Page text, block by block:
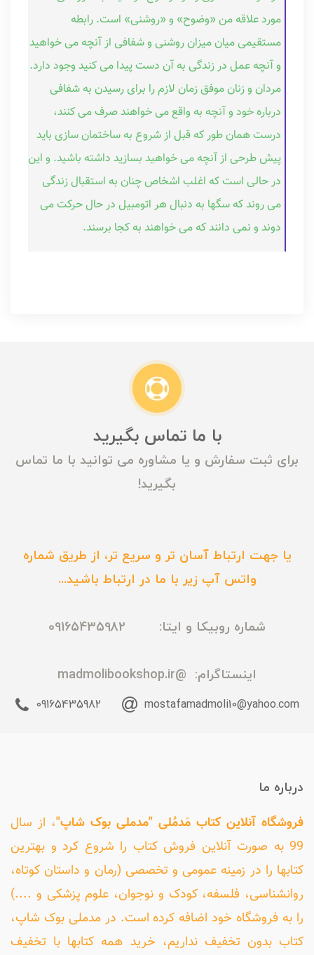
مورد علاقه من «وضوح» و «روشنی» است. رابطه
مستقیمی میان میزان روشنی و شفافی از آنچه می خواهید
و آنچه عمل در زندگی به آن دست پیدا می کنید وجود دارد.
مردان و زنان موفق زمان لازم را برای رسیدن به شفافی
درباره خود و آنچه به واقع می خواهند صرف می کنند،
درست همان طور که قبل از شروع به ساختمان سازی باید
پیش طرحی از آنچه می خواهید بسازید داشته باشید. و این
در حالی است که اغلب اشخاص چنان به استقبال زندگی
می روند که سگها به دنبال هر اتومبیل در حال حرکت می
دوند و نمی دانند که می خواهند به کجا برسند.
با ما تماس بگیرید
برای ثبت سفارش و یا مشاوره می توانید با ما تماس
بگیرید!
یا جهت ارتباط آسان تر و سریع تر، از طریق شماره
واتس آپ زیر با ما در ارتباط باشید...
شماره روبیکا و ایتا: 09165435982
اینستاگرام: @madmolibookshop.ir
mostafamadmoli10@yahoo.com
09165435982
درباره ما
فروشگاه آنلاین کتاب مَدمُلی "مدملی بوک شاپ"، از سال
99 به صورت آنلاین فروش کتاب را شروع کرد و بهترین
کتابها را در زمینه عمومی و تخصصی (رمان و داستان کوتاه،
روانشناسی، فلسفه، کودک و نوجوان، علوم پزشکی و ....)
را به فروشگاه خود اضافه کرده است. در مدملی بوک شاپ،
کتاب بدون تخفیف نداریم، خرید همه کتابها با تخفیف